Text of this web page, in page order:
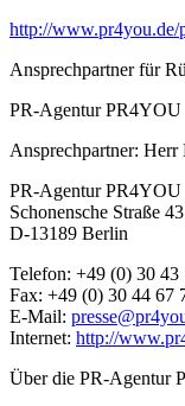
http://www.pr4you.de/
Ansprechpartner für
PR-Agentur PR4YOU
Ansprechpartner:
PR-Agentur PR4YOU
Schonensche Straße 43
D-13189 Berlin
Telefon: +49 (0) 30 43
Fax: +49 (0) 30 44 67
E-Mail:
Internet: http://
Über die PR-Agentur